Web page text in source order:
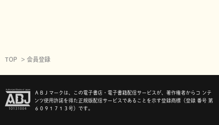
TOP 会員登録
ＡＢＪマークは、この電子書店・電子書籍配信サービスが、著作権者からコ ンテ
ンツ使用許諾を得た正規版配信サービスであることを示す登録商標（登録 番号 第
６０９１７１３号）です。